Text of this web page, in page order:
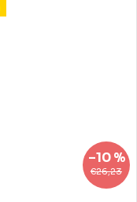
€26,23
–10 %